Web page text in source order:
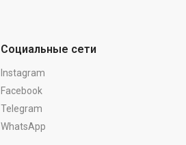
Социальные сети
Instagram
Facebook
Telegram
WhatsApp